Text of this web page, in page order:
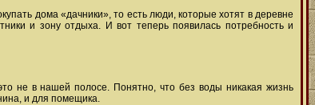
дома «дачники», то есть люди, которые хотят в деревне
и зону отдыха. И вот теперь появилась потребность и
не в нашей полосе. Понятно, что без воды никакая жизнь
и для помещика.